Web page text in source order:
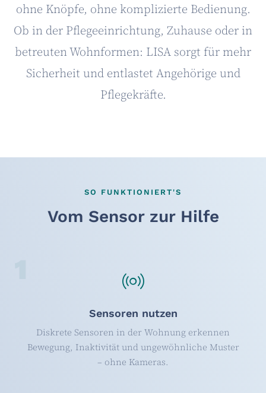
ohne Knöpfe, ohne komplizierte Bedienung.
Ob in der Pflegeeinrichtung, Zuhause oder in
betreuten Wohnformen: LISA sorgt für mehr
Sicherheit und entlastet Angehörige und
Pflegekräfte.
SO FUNKTIONIERT'S
Vom Sensor zur Hilfe
Sensoren nutzen
Diskrete Sensoren in der Wohnung erkennen
Bewegung, Inaktivität und ungewöhnliche Muster
– ohne Kameras.